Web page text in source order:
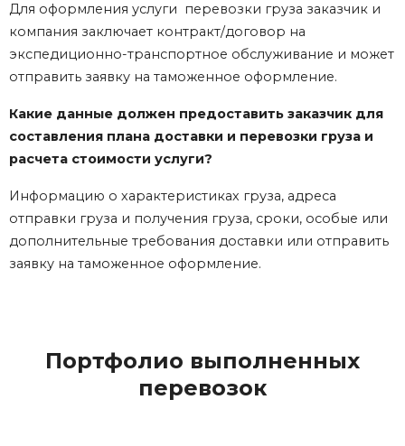
Для оформления услуги перевозки груза заказчик и
компания заключает контракт/договор на
экспедиционно-транспортное обслуживание и может
отправить заявку на таможенное оформление.
Какие данные должен предоставить заказчик для
составления плана доставки и перевозки груза и
расчета стоимости услуги?
Информацию о характеристиках груза, адреса
отправки груза и получения груза, сроки, особые или
дополнительные требования доставки или отправить
заявку на таможенное оформление.
Портфолио выполненных
перевозок